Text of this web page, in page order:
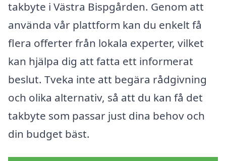
takbyte i Västra Bispgården. Genom att
använda vår plattform kan du enkelt få
flera offerter från lokala experter, vilket
kan hjälpa dig att fatta ett informerat
beslut. Tveka inte att begära rådgivning
och olika alternativ, så att du kan få det
takbyte som passar just dina behov och
din budget bäst.